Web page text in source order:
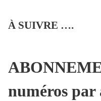
À SUIVRE ….
numéros par